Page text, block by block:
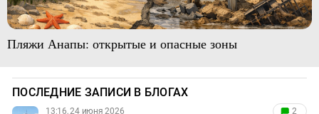
Пляжи Анапы: открытые и опасные зоны
ПОСЛЕДНИЕ ЗАПИСИ В БЛОГАХ
13:16, 24 июня 2026 2